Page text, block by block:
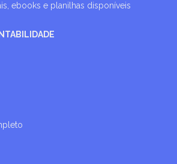
ebooks e planilhas disponíveis